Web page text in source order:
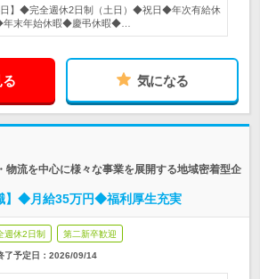
日】◆完全週休2日制（土日）◆祝日◆年次有給休
末年始休暇◆慶弔休暇◆…
気になる
物流を中心に様々な事業を展開する地域密着型企
】◆月給35万円◆福利厚生充実
週休2日制 第二新卒歓迎
了予定日： 2026/09/14